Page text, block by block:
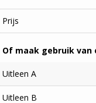
Prijs
Of maak gebruik
Uitleen A
Uitleen B